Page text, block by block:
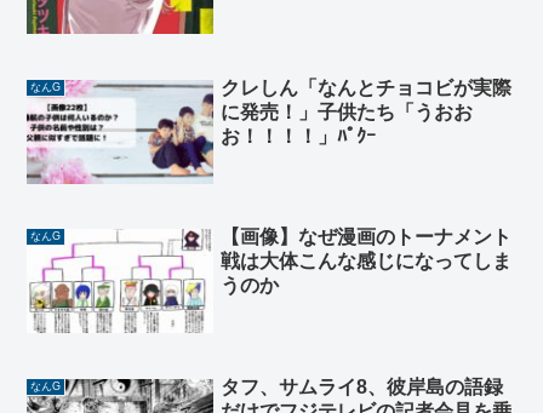
なんG
クレしん「なんとチョコビが実際
に発売！」子供たち「うおお
お！！！！」ﾊﾟｸｰ
なんG
【画像】なぜ漫画のトーナメント
戦は大体こんな感じになってしま
うのか
なんG
タフ、サムライ8、彼岸島の語録